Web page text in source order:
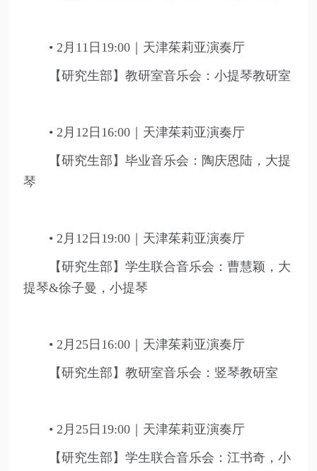
• 2月11日19:00｜天津茱莉亚演奏厅
【研究生部】教研室音乐会：小提琴教研室
• 2月12日16:00｜天津茱莉亚演奏厅
【研究生部】毕业音乐会：陶庆恩陆，大提
琴
• 2月12日19:00｜天津茱莉亚演奏厅
【研究生部】学生联合音乐会：曹慧颖，大
提琴&徐子曼，小提琴
• 2月25日16:00｜天津茱莉亚演奏厅
【研究生部】教研室音乐会：竖琴教研室
• 2月25日19:00｜天津茱莉亚演奏厅
【研究生部】学生联合音乐会：江书奇，小